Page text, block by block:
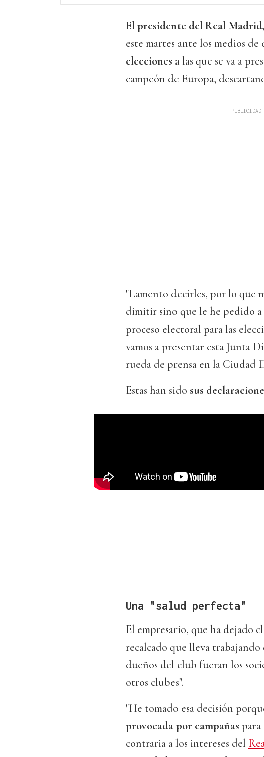
El presidente del Real
este martes ante los medios
elecciones a las que se va a
campeón de Europa,
"Lamento decirles, por lo que
dimitir sino que le he pedido
proceso electoral para las
vamos a presentar esta Junta
rueda de prensa en la Ciudad
Estas han sido sus
Una "salud perfecta"
El empresario, que ha dejado
recalcado que lleva trabajando
dueños del club fueran los
otros clubes".
"He tomado esa decisión
provocada por campañas para
contraria a los intereses del